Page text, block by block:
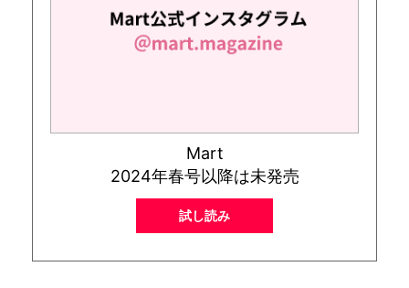
Mart
2024年春号以降は未発売
試し読み